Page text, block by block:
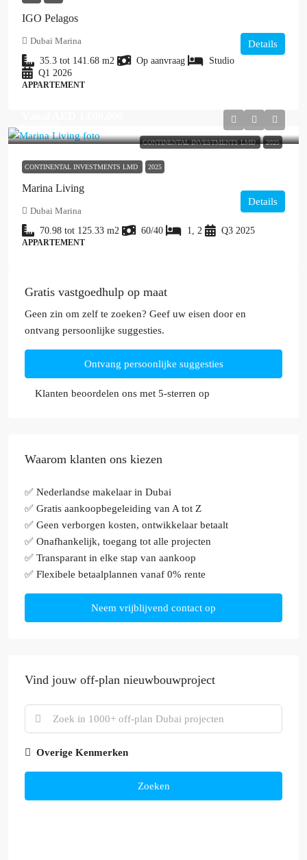
IGO Pelagos
Dubai Marina
35.3 tot 141.68 m2 Op aanvraag
Studio
Q1 2026
APPARTEMENT
Details
CONTINENTAL INVESTMENTS LMD 2025
CONTINENTAL INVESTMENTS LMD 2025
Marina Living
Dubai Marina
70.98 tot 125.33 m2 60/40 1, 2 Q3 2025
APPARTEMENT
Details
Gratis vastgoedhulp op maat
Geen zin om zelf te zoeken? Geef uw eisen door en
ontvang persoonlijke suggesties.
Ontvang persoonlijke suggesties
Klanten beoordelen ons met 5-sterren op
Waarom klanten ons kiezen
✅ Nederlandse makelaar in Dubai
✅ Gratis aankoopbegeleiding van A tot Z
✅ Geen verborgen kosten, ontwikkelaar betaalt
✅ Onafhankelijk, toegang tot alle projecten
✅ Transparant in elke stap van aankoop
✅ Flexibele betaalplannen vanaf 0% rente
Neem vrijblijvend contact op
Vind jouw off-plan nieuwbouwproject
Overige Kenmerken
Zoeken